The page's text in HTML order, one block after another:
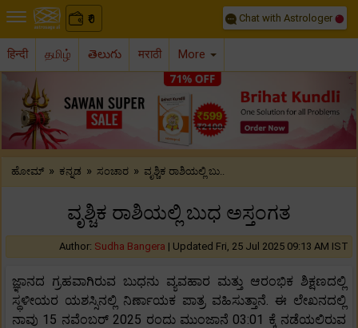
₹
0 Chat with Astrologer
हिन्दी தமிழ் తెలుగు मराठी More
Previous
ಹೋಮ್ » ಕನ್ನಡ » ಸಂಚಾರ » ವೃಶ್ಚಿಕ ರಾಶಿಯಲ್ಲಿ ಬು..
ವೃಶ್ಚಿಕ ರಾಶಿಯಲ್ಲಿ ಬುಧ ಅಸ್ತಂಗತ
Author: Sudha Bangera | Updated Fri, 25 Jul 2025 09:13 AM IST
ಜ್ಞಾನದ ಗ್ರಹವಾಗಿರುವ ಬುಧನು ವ್ಯವಹಾರ ಮತ್ತು ಆರಂಭಿಕ ಶಿಕ್ಷಣದಲ್ಲಿ
ಸ್ಥಳೀಯರ ಯಶಸ್ಸಿನಲ್ಲಿ ನಿರ್ಣಾಯಕ ಪಾತ್ರ ವಹಿಸುತ್ತಾನೆ. ಈ ಲೇಖನದಲ್ಲಿ
ನಾವು 15 ನವೆಂಬರ್ 2025 ರಂದು ಮುಂಜಾನೆ 03:01 ಕ್ಕೆ ನಡೆಯಲಿರುವ